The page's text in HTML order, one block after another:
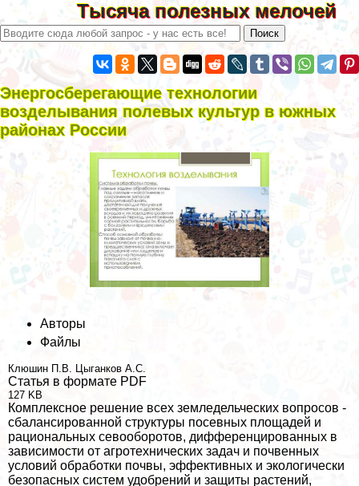
Тысяча полезных мелочей
Энергосберегающие технологии
возделывания полевых культур в южных
районах России
Авторы
Файлы
Клюшин П.В. Цыганков А.С.
Статья в формате PDF
127 KB
Комплексное решение всех земледельческих вопросов -
сбалансированной структуры посевных площадей и
рациональных севооборотов, дифференцированных в
зависимости от агротехнических задач и почвенных
условий обработки почвы, эффективных и экологически
безопасных систем удобрений и защиты растений,